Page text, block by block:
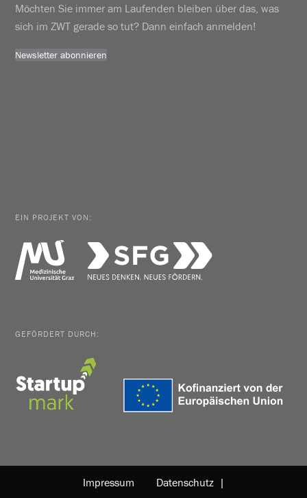
Möchten Sie immer am Laufenden bleiben über das, was
sich im ZWT gerade so tut? Dann einfach anmelden!
Newsletter abonnieren
EIN PROJEKT VON:
GEFÖRDERT DURCH:
Impressum Datenschutz |